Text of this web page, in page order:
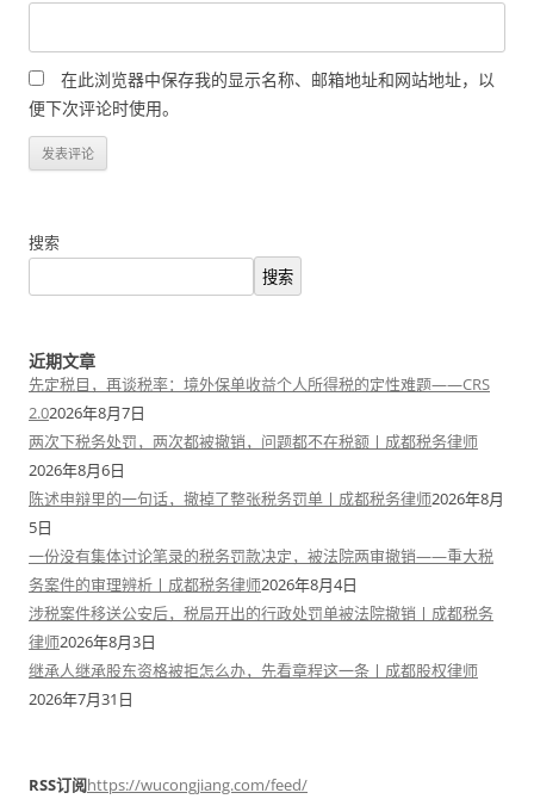
在此浏览器中保存我的显示名称、邮箱地址和网站地址，以
便下次评论时使用。
搜索
搜索
近期文章
先定税目，再谈税率：境外保单收益个人所得税的定性难题——CRS
2.02026年8月7日
两次下税务处罚，两次都被撤销，问题都不在税额丨成都税务律师
2026年8月6日
陈述申辩里的一句话，撤掉了整张税务罚单丨成都税务律师2026年8月
5日
一份没有集体讨论笔录的税务罚款决定，被法院两审撤销——重大税
务案件的审理辨析丨成都税务律师2026年8月4日
涉税案件移送公安后，税局开出的行政处罚单被法院撤销丨成都税务
律师2026年8月3日
继承人继承股东资格被拒怎么办，先看章程这一条丨成都股权律师
2026年7月31日
RSS订阅https://wucongjiang.com/feed/